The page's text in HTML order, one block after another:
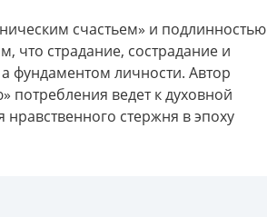
счастьем» и подлинностью
что страдание, сострадание и
фундаментом личности. Автор
потребления ведет к духовной
стержня в эпоху